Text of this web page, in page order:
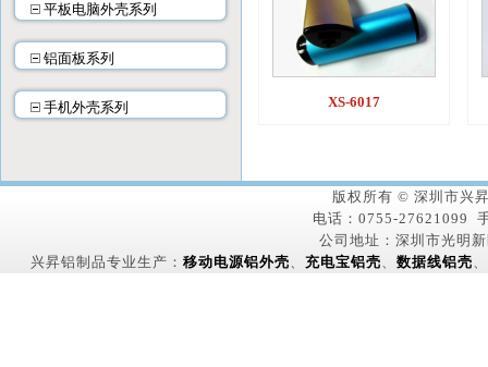
平板电脑外壳系列
铝面板系列
手机外壳系列 XS-6017
版权所有 © 深圳市兴
电话：0755-27621099
公司地址：深圳市光明
兴昇铝制品专业生产： 移动电源铝外壳、 充电宝铝壳、 数据线铝壳